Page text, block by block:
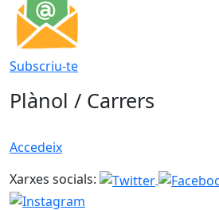
Subscriu-te
Plànol / Carrers
Accedeix
Xarxes socials: